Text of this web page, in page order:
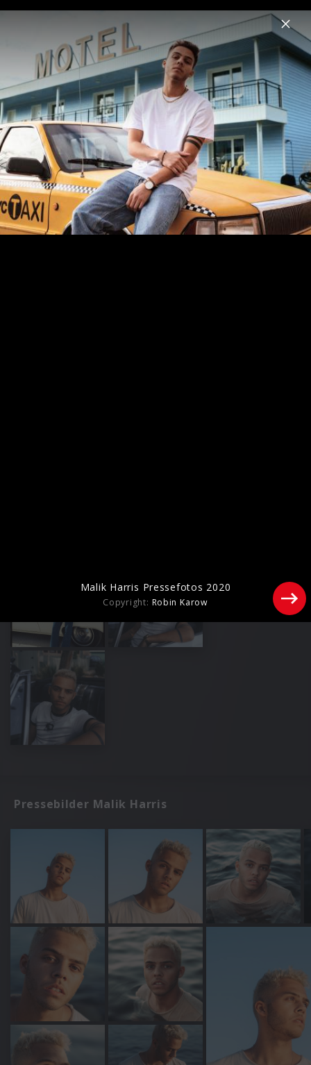
Menu
Malik Harris
Home News Musik Videos Fotos Biografie
Pressefotos 2026
Pressebilder Malik Harris
Malik Harris Pressefotos 2020
Copyright: Robin Karow